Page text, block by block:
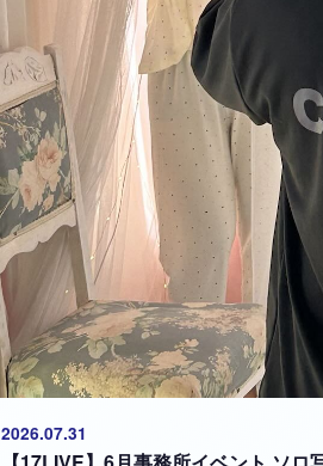
2026.07.31